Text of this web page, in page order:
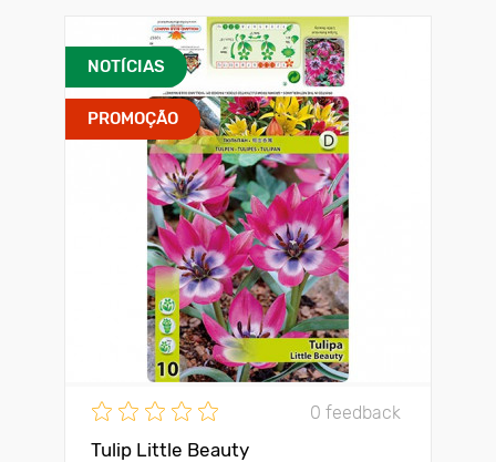
NOTÍCIAS
PROMOÇÃO
0 feedback
Tulip Little Beauty